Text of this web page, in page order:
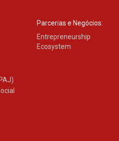
Parcerias e Negócios:
Entrepreneurship
Ecosystem